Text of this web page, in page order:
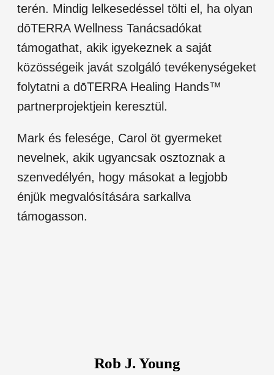
terén. Mindig lelkesedéssel tölti el, ha olyan
dōTERRA Wellness Tanácsadókat
támogathat, akik igyekeznek a saját
közösségeik javát szolgáló tevékenységeket
folytatni a dōTERRA Healing Hands™
partnerprojektjein keresztül.
Mark és felesége, Carol öt gyermeket
nevelnek, akik ugyancsak osztoznak a
szenvedélyén, hogy másokat a legjobb
énjük megvalósítására sarkallva
támogasson.
Rob J. Young